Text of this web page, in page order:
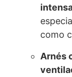
como
Arnés